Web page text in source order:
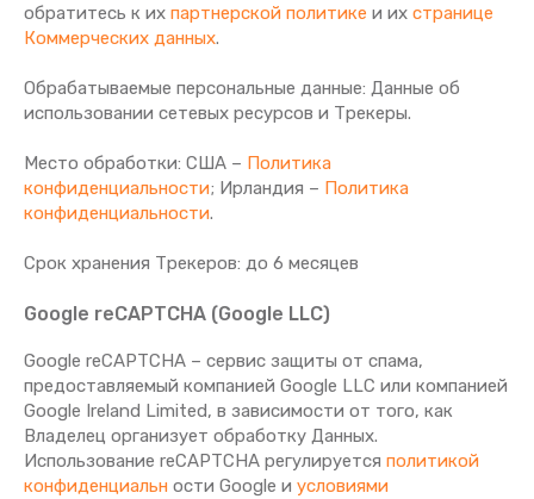
обратитесь к их партнерской политике и их странице
Коммерческих данных.
Обрабатываемые персональные данные: Данные об
использовании сетевых ресурсов и Трекеры.
Место обработки: США – Политика
конфиденциальности; Ирландия – Политика
конфиденциальности.
Срок хранения Tрекеров: до 6 месяцев
Google reCAPTCHA (Google LLC)
Google reCAPTCHA – сервис защиты от спама,
предоставляемый компанией Google LLC или компанией
Google Ireland Limited, в зависимости от того, как
Владелец организует обработку Данных.
Использование reCAPTCHA регулируется политикой
конфиденциальн ости Google и условиями